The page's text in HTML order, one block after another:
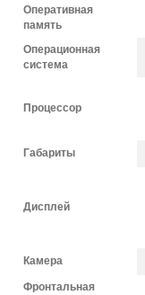
Оперативная
память
Операционная
система
Процессор
Габариты
Дисплей
Камера
Фронтальная